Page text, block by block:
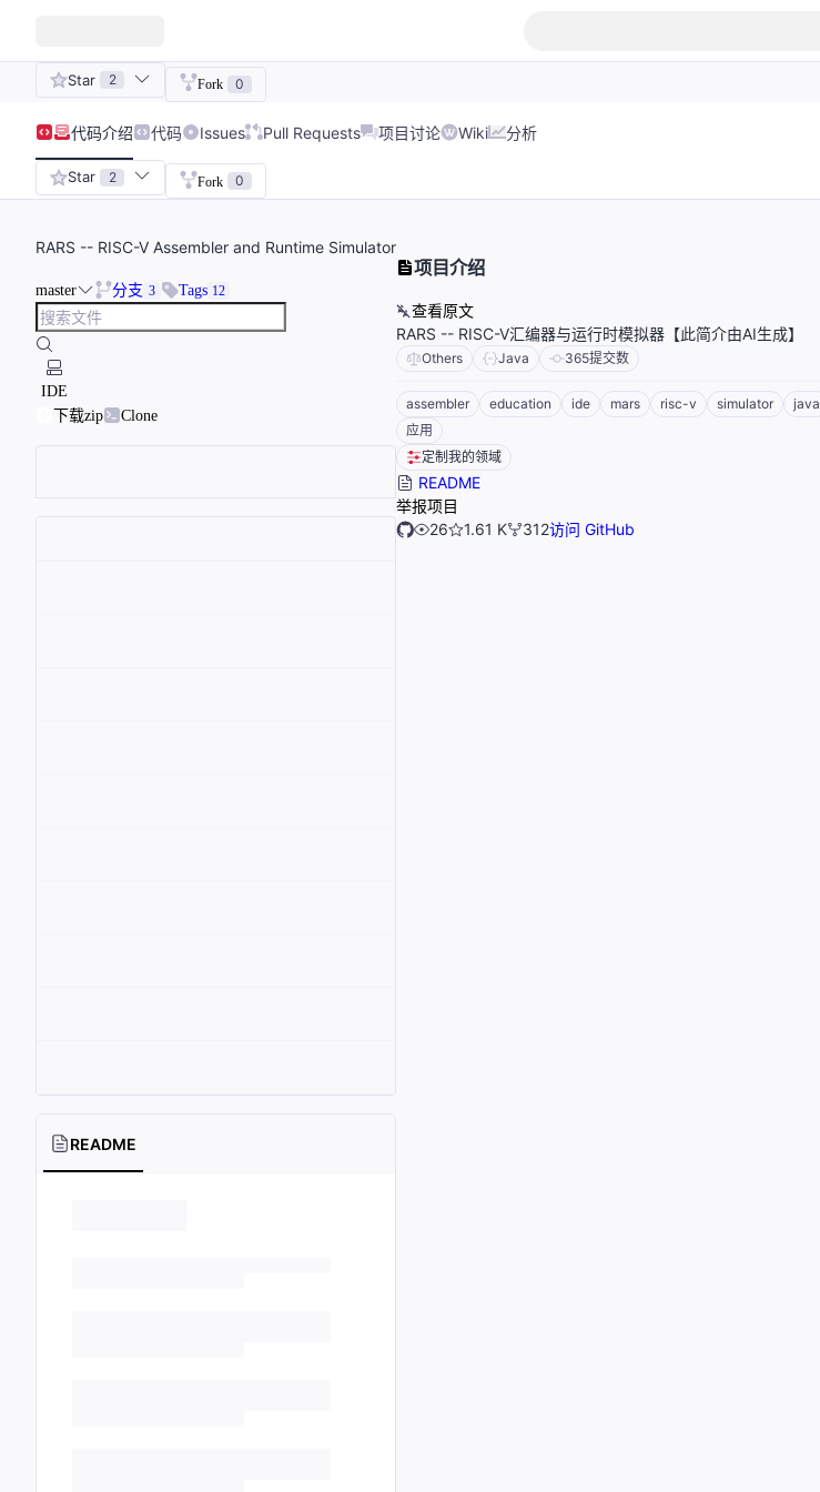
Star 2 Fork 0
代码介绍 代码 Issues Pull Requests 项目讨论 Wiki 分析
Star 2 Fork 0
RARS -- RISC-V Assembler and Runtime Simulator
master 分支 3 Tags 12
IDE
下载zip
Clone
README
项目介绍
查看原文
RARS -- RISC-V汇编器与运行时模拟器【此简介由AI生成】
Others Java 365提交数
assembler education ide mars risc-v simulator
java
应用
定制我的领域
README
举报项目
26
1.61 K 312访问 GitHub